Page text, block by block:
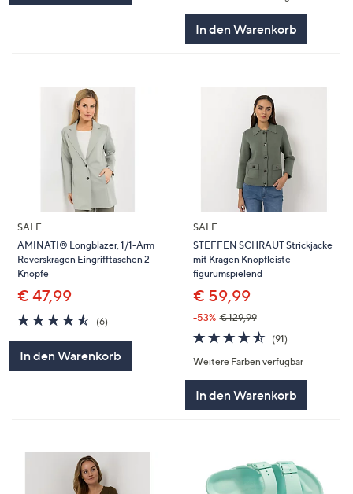
In den Warenkorb
SALE
AMINATI® Longblazer, 1/1-Arm
Reverskragen Eingrifftaschen 2
Knöpfe
€ 47,99
4.5
von
5
(6)
In den Warenkorb
SALE
STEFFEN SCHRAUT Strickjacke
mit Kragen Knopfleiste
figurumspielend
€ 59,99
-53% € 129,99
4.5
von
5
(91)91
Weitere Farben verfügbar
In den Warenkorb